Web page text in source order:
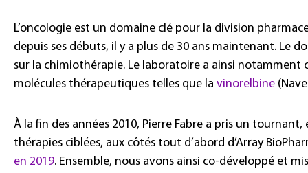
L’oncologie est un domaine clé pour la division
depuis ses débuts, il y a plus de 30 ans maintenant. Le
sur la chimiothérapie. Le laboratoire a ainsi
molécules thérapeutiques telles que la vinorelbine
À la fin des années 2010, Pierre Fabre a pris un
thérapies ciblées, aux côtés tout d’abord d’Array
en 2019. Ensemble, nous avons ainsi co-développé et